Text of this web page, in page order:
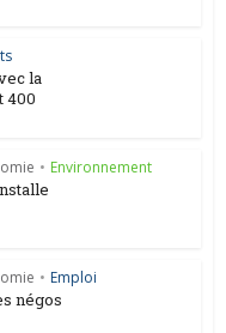
la
400
• Environnement
• Emploi
négos